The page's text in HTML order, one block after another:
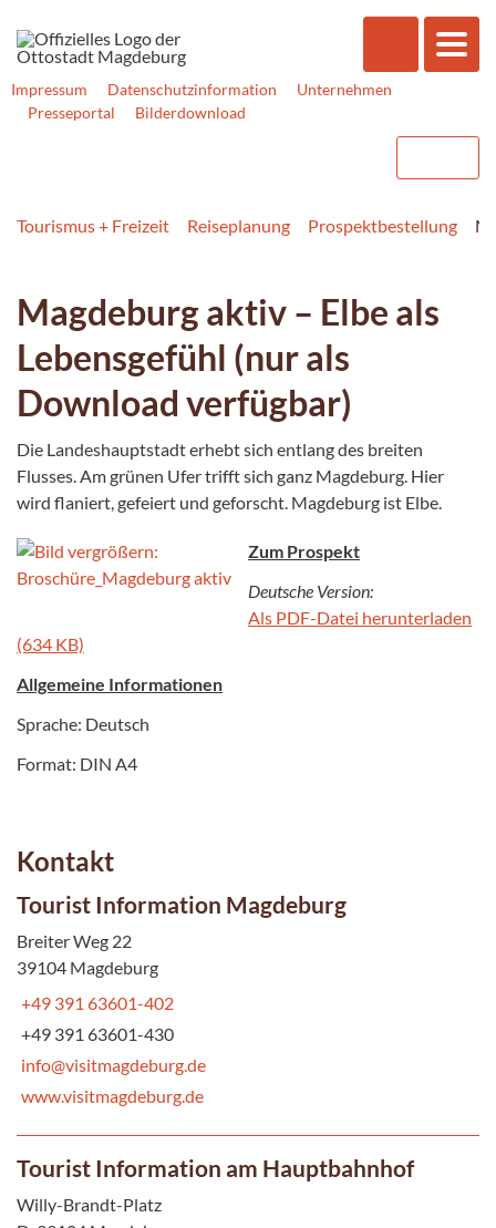
Impressum Datenschutzinformation
Unternehmen
Presseportal
Bilderdownload
Tourismus + Freizeit Reiseplanung Prospektbestellung
Magdeburg aktiv – Elbe als
Lebensgefühl (nur als
Download verfügbar)
Die Landeshauptstadt erhebt sich entlang des breiten
Flusses. Am grünen Ufer trifft sich ganz Magdeburg. Hier
wird flaniert, gefeiert und geforscht. Magdeburg ist Elbe.
Zum Prospekt
Deutsche Version:
Als PDF-Datei herunterladen
(634 KB)
Allgemeine Informationen
Sprache: Deutsch
Format: DIN A4
Kontakt
Tourist Information Magdeburg
Breiter Weg 22
39104 Magdeburg
+49 391 63601-402
+49 391 63601-430
info@visitmagdeburg.de
www.visitmagdeburg.de
Tourist Information am Hauptbahnhof
Willy-Brandt-Platz